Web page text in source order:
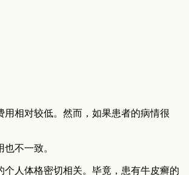
相对较低。然而，如果患者的病情很
不一致。
人体格密切相关。毕竟，患有牛皮癣的